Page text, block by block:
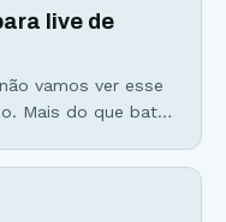
live de
vamos ver esse
Mais do que bater
em formatos